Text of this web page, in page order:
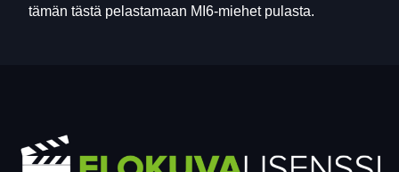
tämän tästä pelastamaan MI6-miehet pulasta.